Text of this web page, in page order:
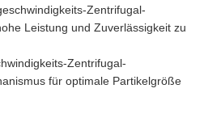
Zentrifugal-
Leistung und Zuverlässigkeit zu
Zentrifugal-
für optimale Partikelgröße